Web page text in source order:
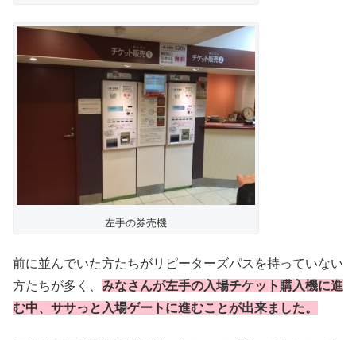
左手の券売機
前に並んでいた方たちがリピーターズパスを持っていない
方たちが多く、 みなさんが左手の入場チケット購入機に進
む中、ササっと入場ゲートに進むことが出来ました。